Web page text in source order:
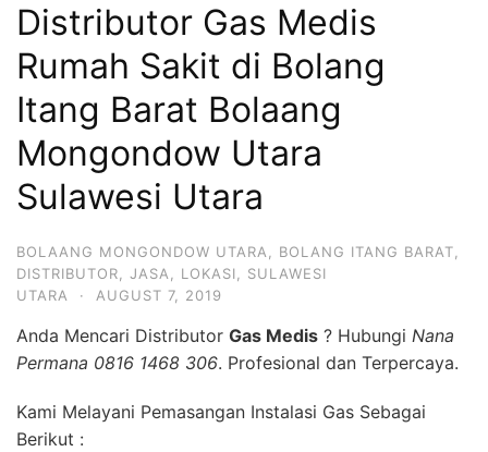
Distributor Gas Medis
Rumah Sakit di Bolang
Itang Barat Bolaang
Mongondow Utara
Sulawesi Utara
BOLAANG MONGONDOW UTARA BOLANG ITANG BARAT
DISTRIBUTOR
JASA LOKASI
SULAWESI
UTARA
· AUGUST 7, 2019
Anda Mencari Distributor Gas Medis ? Hubungi Nana
Permana 0816 1468 306. Profesional dan Terpercaya.
Kami Melayani Pemasangan Instalasi Gas Sebagai
Berikut :